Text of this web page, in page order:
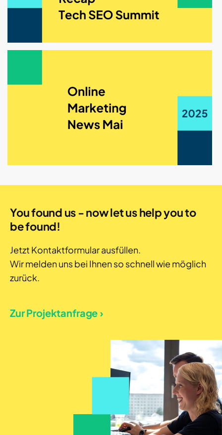
You found us - now let us help you to
be found!
Jetzt Kontaktformular ausfüllen.
Wir melden uns bei Ihnen so schnell wie möglich
zurück.
Zur Projektanfrage ›